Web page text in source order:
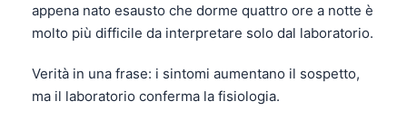
appena nato esausto che dorme quattro ore a notte è
molto più difficile da interpretare solo dal laboratorio.
Verità in una frase: i sintomi aumentano il sospetto,
ma il laboratorio conferma la fisiologia.